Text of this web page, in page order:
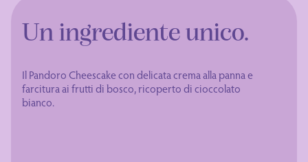
Un ingrediente unico.
Il Pandoro Cheescake con delicata crema alla panna e
farcitura ai frutti di bosco, ricoperto di cioccolato
bianco.